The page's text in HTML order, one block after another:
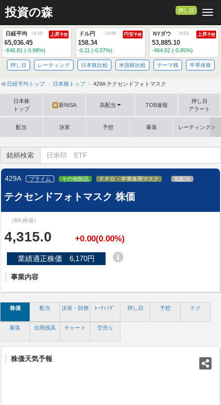
投資の森 押し目
日経平均 (11:15) 上昇予想
65,036.45
-646.81 (-0.98%)
ドル円 (11:50) 円安予想
158.34
-0.11 (-0.07%)
NYダウ (6:23) 上昇予想
53,885.10
-464.02 (-0.85%)
押し目 レーティング 日本株比較 米国株比較 テーマ株 半導体株
日経平均トップ 日本株トップ 429A テクセンドフォトマスク
日本株
トップ
N 新NISA 高配当 TOB速報
押し目
アラート
配当 決算 予想 暴落 レーティング格
銘柄検索
429A プライム その他製品 ＦＰＤ・半導体用マスク 低配当
テクセンドフォトマスク 株価
（8/6 終値）
4,315.0 +0.00(0.00%)
業績適正株価 6,170円
事業内容
株価 配当 決算・財務 ﾚｰﾃｨﾝｸﾞ 押し目 予想 テク
暴落 信用残高 チャート 空売り
株価天気予報